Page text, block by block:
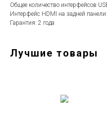
Общее количество интерфейсов
Интерфейс HDMI на задней панели:
Гарантия: 2 года
Лучшие товары